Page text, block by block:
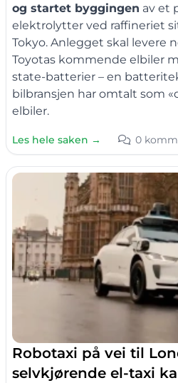
og startet byggingen av et
elektrolytter ved raffineriet
Tokyo. Anlegget skal levere
Toyotas kommende elbiler
state-batterier – en
bilbransjen har omtalt som
elbiler.
Les hele saken → 0
Robotaxi på vei til
selvkjørende el-taxi